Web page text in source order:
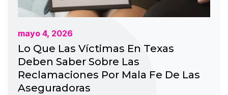
mayo 4, 2026
Lo Que Las Víctimas En Texas
Deben Saber Sobre Las
Reclamaciones Por Mala Fe De Las
Aseguradoras